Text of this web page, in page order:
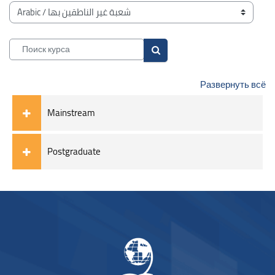
Категории курсов
Поиск курса
Поиск курса
Развернуть всё
Mainstream
Postgraduate
Блоки